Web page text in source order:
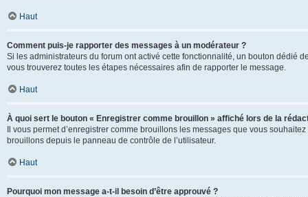
Haut
Comment puis-je rapporter des messages à un modérateur ?
Si les administrateurs du forum ont activé cette fonctionnalité, un bouton dédié
vous trouverez toutes les étapes nécessaires afin de rapporter le message.
Haut
À quoi sert le bouton « Enregistrer comme brouillon » affiché lors de la
Il vous permet d’enregistrer comme brouillons les messages que vous
brouillons depuis le panneau de contrôle de l’utilisateur.
Haut
Pourquoi mon message a-t-il besoin d’être approuvé ?